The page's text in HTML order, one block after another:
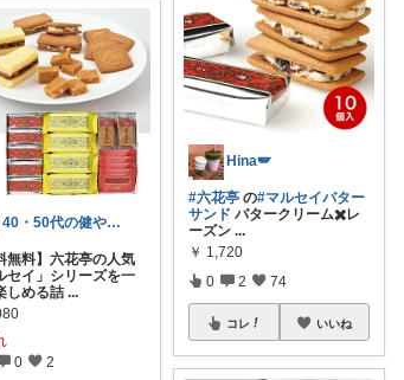
40・50代の健やかな暮らしのお買い物帖
無料】六花亭の人気
セイ」シリーズを一
しめる詰 ...
0 2
Hina🪽
#六花亭 の#マルセイバター
サンド バタークリーム✖️レ
ーズン ...
￥ 1,720
0 2 74
コレ いいね